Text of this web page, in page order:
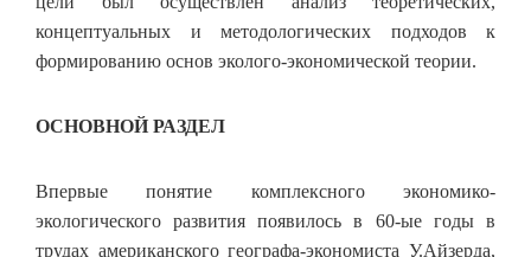
концептуальных и методологических подходов к
формированию основ эколого-экономической теории.
ОСНОВНОЙ РАЗДЕЛ
Впервые понятие комплексного экономико-
экологического развития появилось в 60-ые годы в
трудах американского географа-экономиста У.Айзерда,